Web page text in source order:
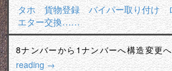
タホ 貨物登録 バイパー取り付け
エター交換……
8ナンバーから1ナンバーへ構造
reading→